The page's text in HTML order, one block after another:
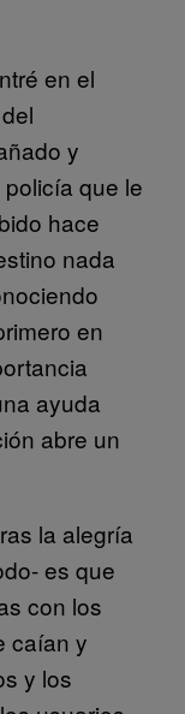
en el
y
que le
hace
nada
en
ayuda
abre un
la alegría
es que
con los
caían y
y los